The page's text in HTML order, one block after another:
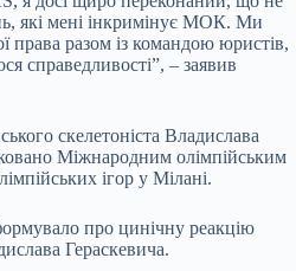
які мені інкримінує МОК. Ми
права разом із командою юристів,
справедливості”, – заявив
скелетоніста Владислава
Міжнародним олімпійським
ігор у Мілані.
про цинічну реакцію
Гераскевича.